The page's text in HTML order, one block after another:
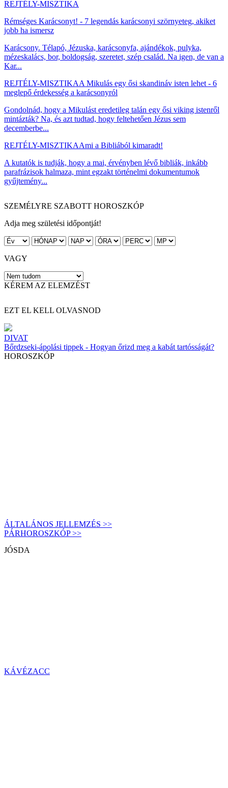
REJTÉLY-MISZTIKA
Rémséges Karácsonyt! - 7 legendás karácsonyi szörnyeteg, akiket
jobb ha ismersz
Karácsony. Télapó, Jézuska, karácsonyfa, ajándékok, pulyka,
mézeskalács, bor, boldogság, szeretet, szép család. Na igen, de van a
Kar...
REJTÉLY-MISZTIKAA Mikulás egy ősi skandináv isten lehet - 6
meglepő érdekesség a karácsonyról
Gondolnád, hogy a Mikulást eredetileg talán egy ősi viking istenről
mintázták? Na, és azt tudtad, hogy feltehetően Jézus sem
decemberbe...
REJTÉLY-MISZTIKAAmi a Bibliából kimaradt!
A kutatók is tudják, hogy a mai, érvényben lévő bibliák, inkább
parafrázisok halmaza, mint egzakt történelmi dokumentumok
gyűjtemény...
SZEMÉLYRE SZABOTT HOROSZKÓP
Adja meg születési időpontját!
VAGY
KÉREM AZ ELEMZÉST
EZT EL KELL OLVASNOD
DIVAT
Bőrdzseki-ápolási tippek - Hogyan őrizd meg a kabát tartósságát?
HOROSZKÓP
ÁLTALÁNOS JELLEMZÉS >>
PÁRHOROSZKÓP >>
JÓSDA
KÁVÉZACC